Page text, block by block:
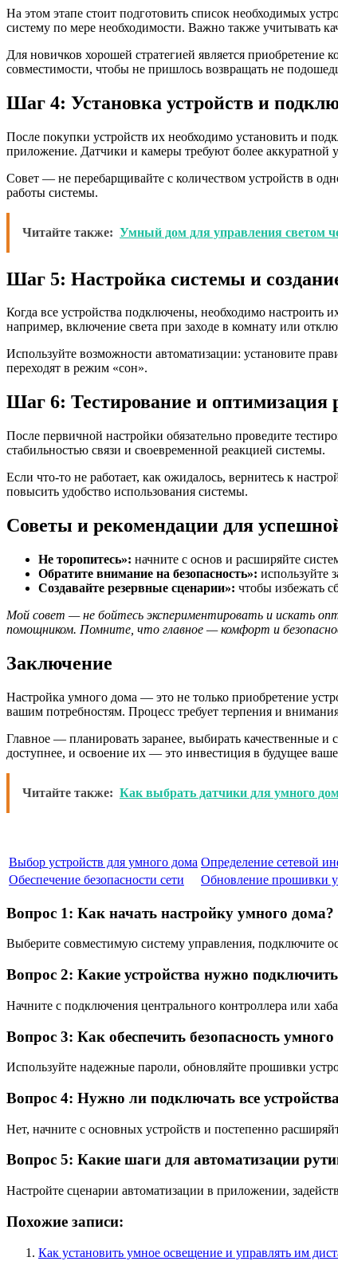
На этом этапе стоит подготовить список необходимых
систему по мере необходимости. Важно также учитывать
Для новичков хорошей стратегией является
совместимости, чтобы не пришлось возвращать не
Шаг 4: Установка устройств и
После покупки устройств их необходимо установить и
приложение. Датчики и камеры требуют более аккуратной
Совет — не перебарщивайте с количеством устройств в
работы системы.
Читайте также: Умный дом для управления светом
Шаг 5: Настройка системы и
Когда все устройства подключены, необходимо настроить
например, включение света при заходе в комнату или
Используйте возможности автоматизации: установите
переходят в режим «сон».
Шаг 6: Тестирование и оптимизация
После первичной настройки обязательно проведите
стабильностью связи и своевременной реакцией системы.
Если что-то не работает, как ожидалось, вернитесь к
повысить удобство использования системы.
Советы и рекомендации для
Не торопитесь»: начните с основ и расширяйте
Обратите внимание на безопасность»: используйте
Создавайте резервные сценарии»: чтобы избежать
Мой совет — не бойтесь экспериментировать и искать
помощником. Помните, что главное — комфорт и
Заключение
Настройка умного дома — это не только приобретение
вашим потребностям. Процесс требует терпения и
Главное — планировать заранее, выбирать качественные
доступнее, и освоение их — это инвестиция в будущее
Читайте также: Как выбрать датчики для умного
Выбор устройств для умного дома Определение сетевой
Обеспечение безопасности сети
Обновление прошивки
Вопрос 1: Как начать настройку умного дома?
Выберите совместимую систему управления, подключите
Вопрос 2: Какие устройства нужно
Начните с подключения центрального контроллера или
Вопрос 3: Как обеспечить безопасность
Используйте надежные пароли, обновляйте прошивки
Вопрос 4: Нужно ли подключать все
Нет, начните с основных устройств и постепенно
Вопрос 5: Какие шаги для автоматизации
Настройте сценарии автоматизации в приложении,
Похожие записи:
Как установить умное освещение и управлять им